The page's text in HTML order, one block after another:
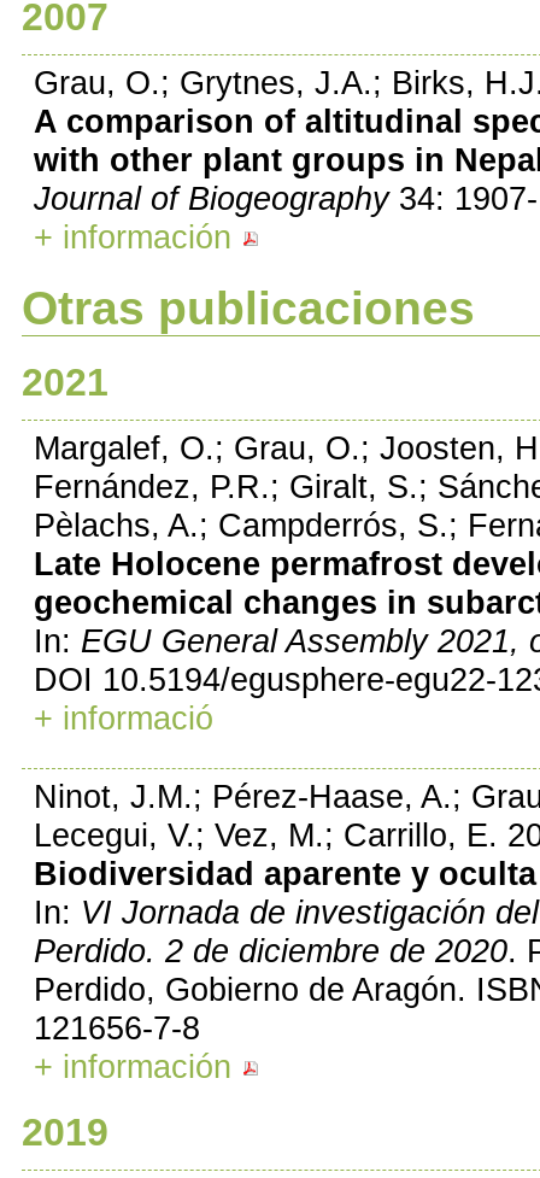
2007
Grau, O.; Grytnes, J.A.; Birks,
A comparison of altitudinal
with other plant groups in
Journal of Biogeography34:
+ información
Otras publicaciones
2021
Margalef, O.; Grau, O.; Joosten,
Fernández, P.R.; Giralt, S.;
Pèlachs, A.; Campderrós, S.;
Late Holocene permafrost
geochemical changes in
In: EGU General Assembly 2021,
DOI 10.5194/egusphere-egu22-
+ informació
Ninot, J.M.; Pérez-Haase, A.;
Lecegui, V.; Vez, M.; Carrillo, E.
Biodiversidad aparente y
In: VI Jornada de investigación
Perdido. 2 de diciembre de 2020.
Perdido, Gobierno de Aragón.
121656-7-8
+ información
2019